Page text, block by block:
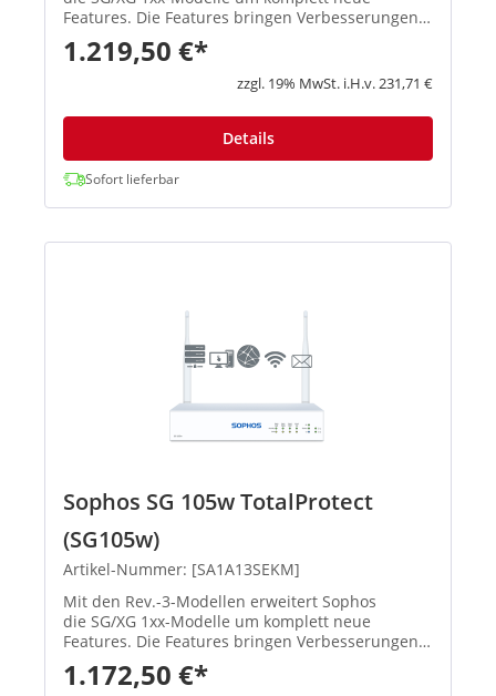
Features. Die Features bringen Verbesserungen
in den Schwerpunktbereichen Konnektivität,
Flexibilität, Zuverlässigkeit und Performa...
1.219,50 €*
zzgl. 19% MwSt. i.H.v. 231,71 €
Details
Sofort lieferbar
Sophos SG 105w TotalProtect
(SG105w)
Artikel-Nummer: [SA1A13SEKM]
Mit den Rev.-3-Modellen erweitert Sophos
die SG/XG 1xx-Modelle um komplett neue
Features. Die Features bringen Verbesserungen
in den Schwerpunktbereichen Konnektivität,
Flexibilität, Zuverlässigkeit und Performa...
1.172,50 €*